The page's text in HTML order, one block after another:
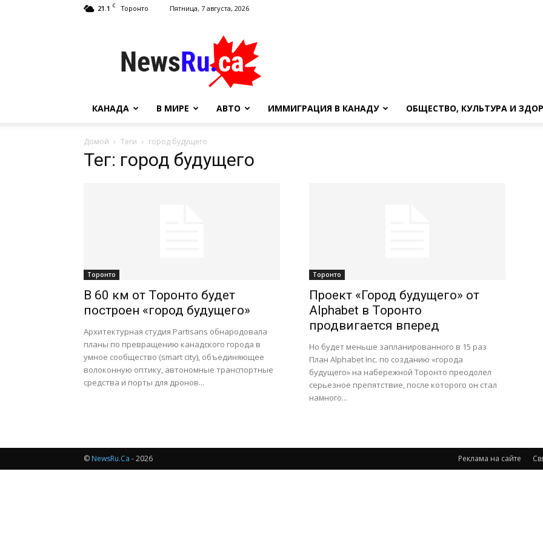
21.1 C Торонто Пятница, 7 августа, 2026
NewsRu.Ca
КАНАДА В МИРЕ АВТО ИММИГРАЦИЯ В КАНАДУ ОБЩЕСТВО, КУЛЬТУРА И
Домой Теги город будущего
Тег: город будущего
Торонто
В 60 км от Торонто будет
построен «город будущего»
Архитектурная студия Partisans обнародовала
планы по превращению канадского города в
умное сообщество (smart city), объединяющее
волоконную оптику, автономные транспортные
средства и порты для дронов...
Торонто
Проект «Город будущего» от
Alphabet в Торонто
продвигается вперед
Но будет меньше запланированного в 15 раз
План Alphabet Inc. по созданию «города
будущего» на набережной Торонто преодолел
серьезное препятствие, после которого он стал
намного...
Реклама на сайте
© NewsRu.Ca - 2026